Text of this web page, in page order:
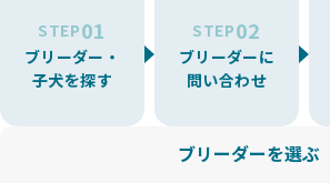
BreederFamiliesでは、アニマルウェル
えた6つの絶対基準と12の総合基準を設
ことを徹底しています。
BreederFamiliesでは、以下の6項目を必
たりストレスを抱えたりするリスクが高ま
「少数の犬種に集中」の詳細はこちら
すが、無計画な交配には健康リスクが伴
の特徴を持つことで予測しにくい健康問
が高く、診断や治療も複雑化する場合が
STEP01
ブリーダー・
子犬を探す
STEP02
ブリーダーに
問い合わせ
ブリーダーを選ぶ